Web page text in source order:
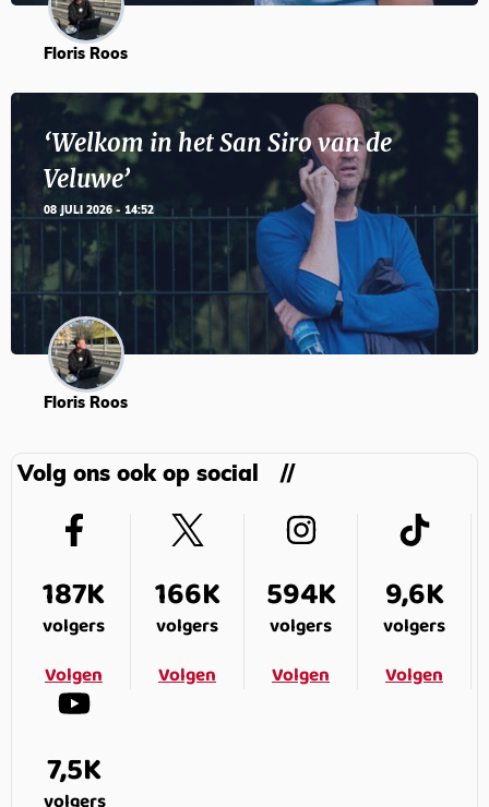
Floris Roos
‘Welkom in het San Siro van de
Veluwe’
08 JULI 2026 - 14:52
Floris Roos
Volg ons ook op social
187K
volgers
Volgen
166K
volgers
Volgen
594K
volgers
Volgen
9,6K
volgers
Volgen
7,5K